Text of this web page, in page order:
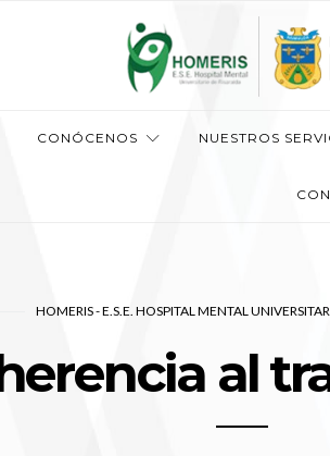
CONÓCENOS NUESTROS
HOMERIS - E.S.E. HOSPITAL MENTAL
al